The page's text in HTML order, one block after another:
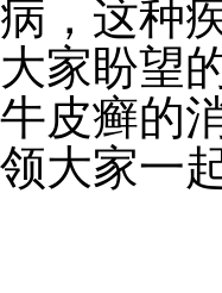
病，这种
大家盼望
牛皮癣的
领大家一